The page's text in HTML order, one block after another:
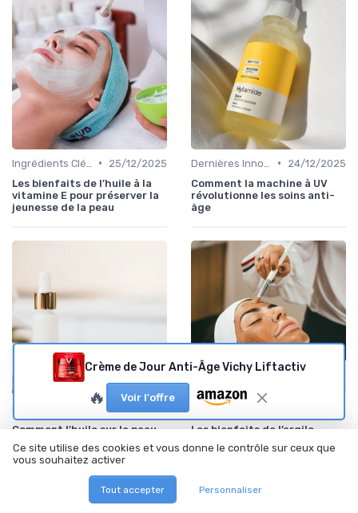
•
25/12/2025
Les bienfaits de l’huile à la
vitamine E pour préserver la
jeunesse de la peau
•
24/12/2025
Comment la machine à UV
révolutionne les soins anti-
âge
Comment l'huile sur la peau
routine anti-âge
Les bienfaits de l’argile
les soins anti-âge
Crème de Jour Anti-Âge Vichy Liftactiv
🔥 Voir l'offre
Ce site utilise des cookies et vous donne le contrôle sur ceux que
vous souhaitez activer
Tout accepter Personnaliser